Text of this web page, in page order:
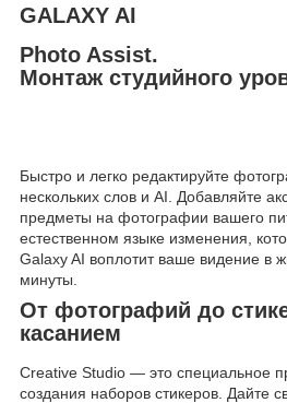
GALAXY AI
Photo Assist.
Монтаж студийного
Быстро и легко редактируйте
нескольких слов и AI. Добавляйте
предметы на фотографии вашего
естественном языке изменения,
Galaxy AI воплотит ваше видение в
минуты.
От фотографий до
касанием
Creative Studio — это специальное
создания наборов стикеров. Дайте